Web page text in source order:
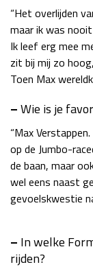
“Het overlijden
maar ik was
Ik leef erg mee
zit bij mij zo
Toen Max
–Wie is je
“Max
op de Jumbo-
de baan, maar
wel eens naast
gevoelskwestie
– In welke
rijden?